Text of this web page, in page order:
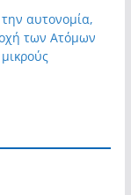
την αυτονομία,
των Ατόμων